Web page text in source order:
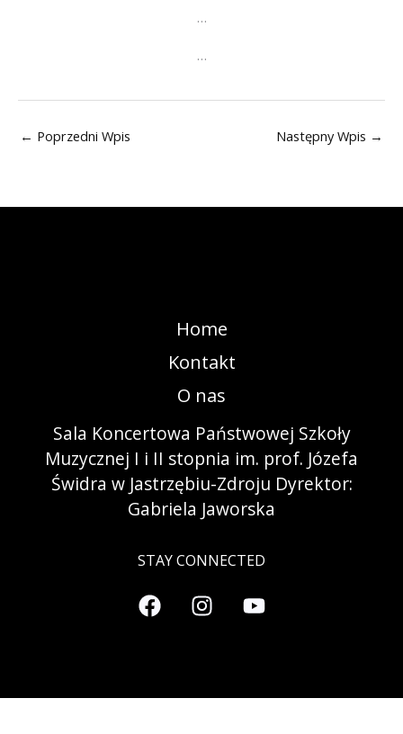
…
…
← Poprzedni Wpis Następny Wpis →
Home
Kontakt
O nas
Sala Koncertowa Państwowej Szkoły
Muzycznej I i II stopnia im. prof. Józefa
Świdra w Jastrzębiu-Zdroju Dyrektor:
Gabriela Jaworska
STAY CONNECTED